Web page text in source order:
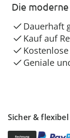
Sicher &
Die
Dauerhaft
Kauf auf
Geniale